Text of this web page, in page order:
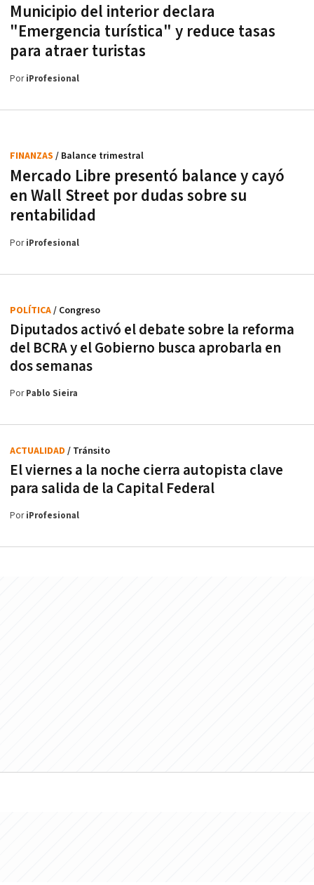
Municipio del interior declara
"Emergencia turística" y reduce tasas
para atraer turistas
PoriProfesional
Mercado Libre presentó balance y cayó
en Wall Street por dudas sobre su
rentabilidad
FINANZAS / Balance trimestral
PoriProfesional
Diputados activó el debate sobre la reforma
del BCRA y el Gobierno busca aprobarla en
dos semanas
POLÍTICA/ Congreso
PorPablo Sieira
El viernes a la noche cierra autopista clave
para salida de la Capital Federal
ACTUALIDAD / Tránsito
PoriProfesional